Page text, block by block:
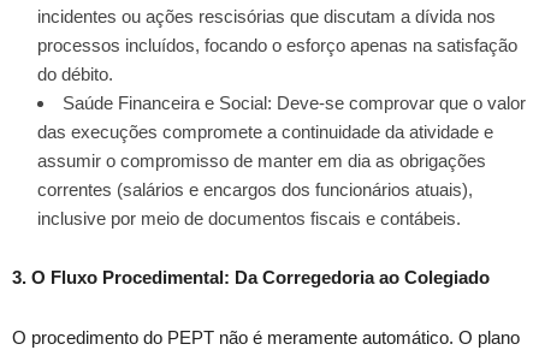
incidentes ou ações rescisórias que discutam a dívida nos
processos incluídos, focando o esforço apenas na satisfação
do débito.
Saúde Financeira e Social: Deve-se comprovar que o valor
das execuções compromete a continuidade da atividade e
assumir o compromisso de manter em dia as obrigações
correntes (salários e encargos dos funcionários atuais),
inclusive por meio de documentos fiscais e contábeis.
3. O Fluxo Procedimental: Da Corregedoria ao Colegiado
O procedimento do PEPT não é meramente automático. O plano